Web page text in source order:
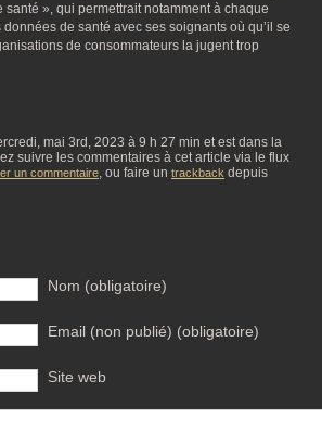
», qui permettrait notamment à chaque
de santé avec ses soignants où qu’il se
de consommateurs la jugent trop
mai 3rd, 2023 à 9 h 27 min et est dans la
suivre les commentaires à cet article via le flux
un commentaire, ou faire un trackback depuis
Nom (obligatoire)
Email (non publié) (obligatoire)
Site web